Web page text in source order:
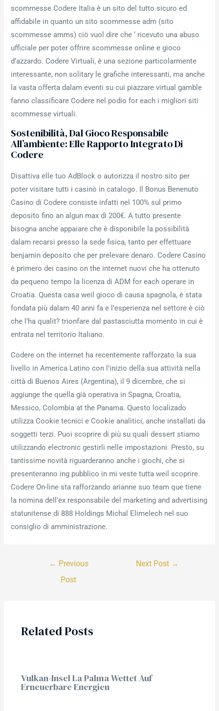
scommesse Codere Italia è un sito del tutto sicuro ed
affidabile in quanto un sito scommesse adm (sito
scommesse amms) ciò vuol dire che ‘ ricevuto una abuso
ufficiale per poter offrire scommesse online e gioco
d’azzardo. Codere Virtuali, è una sezione particolarmente
interessante, non solitary le grafiche interessanti, ma anche
la vasta offerta dalam eventi su cui piazzare virtual gamble
fanno classificare Codere nel podio for each i migliori siti
scommesse virtuali.
Sostenibilità, Dal Gioco Responsabile
All’ambiente: Elle Rapporto Integrato Di
Codere
Disattiva elle tuo AdBlock o autorizza il nostro sito per
poter visitare tutti i casinò in catalogo. Il Bonus Benenuto
Casino di Codere consiste infatti nel 100% sul primo
deposito fino an algun max di 200€. A tutto presente
bisogna anche appaiare che è disponibile la possibilità
dalam recarsi presso la sede fisica, tanto per effettuare
benjamin deposito che per prelevare denaro. Codere Casino
è primero dei casino on the internet nuovi che ha ottenuto
da pequeno tempo la licenza di ADM for each operare in
Croatia. Questa casa weil gioco di causa spagnola, è stata
fondata più dalam 40 anni fa e l’esperienza nel settore è ciò
che l’ha qualit? trionfare dal pastasciutta momento in cui è
entrata nel territorio Italiano.
Codere on the internet ha recentemente rafforzato la sua
livello in America Latino con l’inizio della sua attività nella
città di Buenos Aires (Argentina), il 9 dicembre, che si
aggiunge the quella già operativa in Spagna, Croatia,
Messico, Colombia at the Panama. Questo localizado
utilizza Cookie tecnici e Cookie analitici, anche installati da
soggetti terzi. Puoi scoprire di più su quali dessert stiamo
utilizzando electronic gestirli nelle impostazioni. Presto, su
tantissime novità riguarderanno anche i giochi, che si
presenteranno ing pubblico in mi veste tutta weil scoprire.
Codere On-line sta rafforzando arianne suo team que tiene
la nomina dell’ex responsabile del marketing and advertising
statunitense di 888 Holdings Michal Elimelech nel suo
consiglio di amministrazione.
← Previous
Post
Next Post →
Related Posts
Vulkan-Insel La Palma Wettet Auf
Erneuerbare Energien